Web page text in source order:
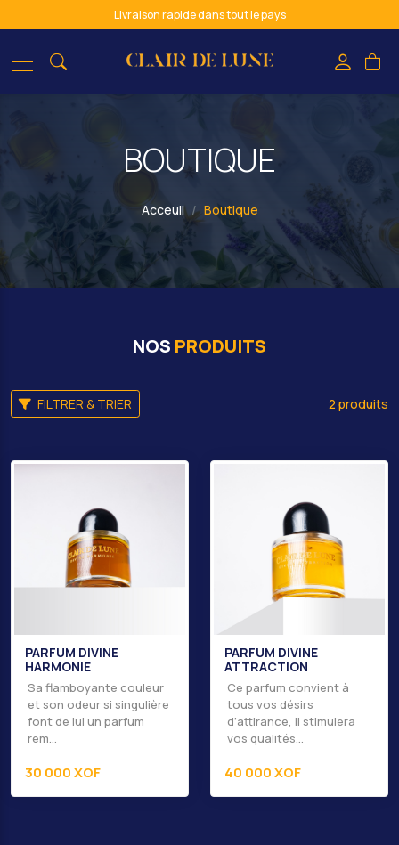
Livraison rapide dans tout le pays
Paiement sécurisé
BOUTIQUE
Acceuil Boutique
NOS PRODUITS
FILTRER & TRIER 2 produits
PARFUM DIVINE
HARMONIE
Sa flamboyante couleur
et son odeur si singulière
font de lui un parfum
rem...
30 000 XOF
PARFUM DIVINE
ATTRACTION
Ce parfum convient à
tous vos désirs
d’attirance, il stimulera
vos qualités...
40 000 XOF